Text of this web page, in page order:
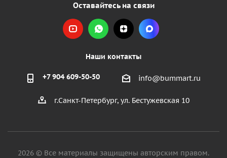
Оставайтесь на связи
Наши контакты
+7 904 609-50-50 info@bummart.ru
г.Санкт-Петербург, ул. Бестужевская 10
2026 © Все материалы защищены авторским правом.